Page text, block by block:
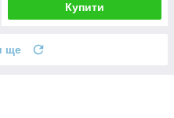
Купити
ще